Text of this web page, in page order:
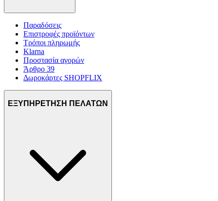
Παραδόσεις
Επιστροφές προϊόντων
Τρόποι πληρωμής
Klarna
Προστασία αγορών
Άρθρο 39
Δωροκάρτες SHOPFLIX
ΕΞΥΠΗΡΕΤΗΣΗ ΠΕΛΑΤΩΝ